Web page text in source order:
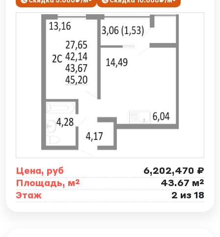
Цена, руб
6,202,470 ₽
Площадь, м²
43.67 м²
Этаж
2 из 18